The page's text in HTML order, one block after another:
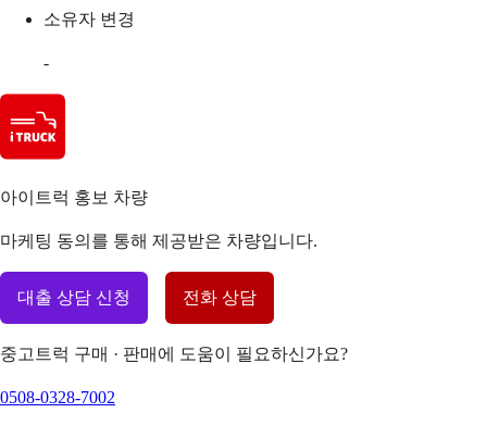
소유자 변경
-
아이트럭 홍보 차량
마케팅 동의를 통해 제공받은 차량입니다.
대출 상담 신청 전화 상담
중고트럭 구매 · 판매에 도움이 필요하신가요?
0508-0328-7002